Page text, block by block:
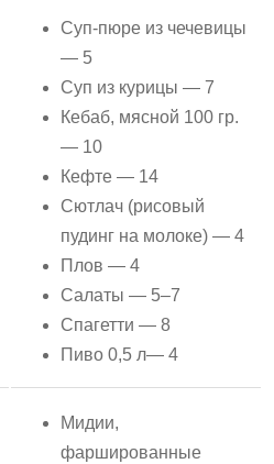
Суп-пюре из чечевицы
— 5
Суп из курицы — 7
Кебаб, мясной 100 гр.
— 10
Кефте — 14
Сютлач (рисовый
пудинг на молоке) — 4
Плов — 4
Салаты — 5–7
Спагетти — 8
Пиво 0,5 л— 4
Мидии,
фаршированные